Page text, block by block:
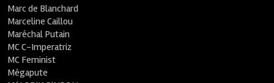
Marc de Blanchard
Marceline Caillou
Maréchal Putain
MC C-Imperatriz
MC Feminist
Mégapute